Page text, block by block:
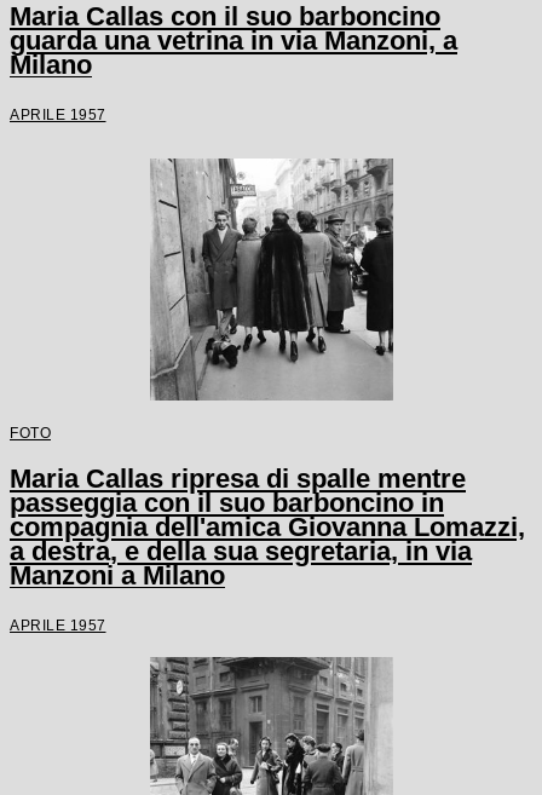
Maria Callas con il suo barboncino
guarda una vetrina in via Manzoni, a
Milano
APRILE 1957
FOTO
Maria Callas ripresa di spalle mentre
passeggia con il suo barboncino in
compagnia dell'amica Giovanna Lomazzi,
a destra, e della sua segretaria, in via
Manzoni a Milano
APRILE 1957